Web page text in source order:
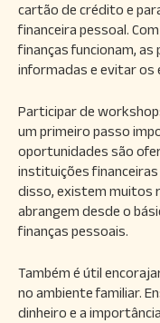
cartão de crédito e
financeira pessoal.
finanças funcionam,
informadas e evitar os
Participar de
um primeiro passo
oportunidades são
instituições
disso, existem muitos
abrangem desde o
finanças pessoais.
Também é útil
no ambiente familiar.
dinheiro e a